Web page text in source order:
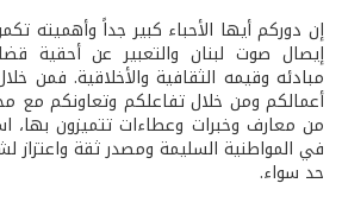
إن دوركم أيها الأحباء كبير جداً وأهميته
إيصال صوت لبنان والتعبير عن أحقية
مبادئه وقيمه الثقافية والأخلاقية. فمن
أعمالكم ومن خلال تفاعلكم وتعاونكم مع
من معارف وخبرات وعطاءات تتميزون بها،
في المواطنية السليمة ومصدر ثقة واعتزاز
حد سواء.